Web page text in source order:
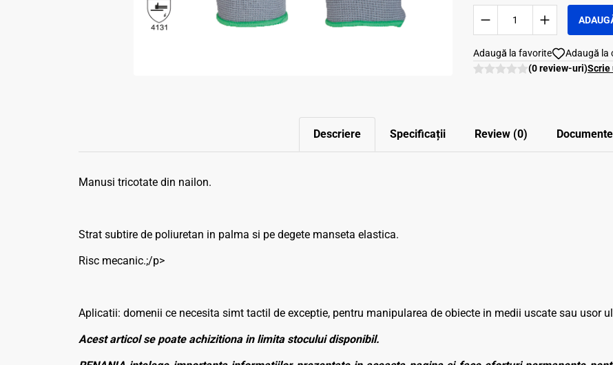
Adaugă la favorite
Adaugă la
(0 review-uri)Scrie
Descriere Specificații Review (0) Documente
Manusi tricotate din nailon.
Strat subtire de poliuretan in palma si pe degete manseta elastica.
Risc mecanic.;/p>
Aplicatii: domenii ce necesita simt tactil de exceptie, pentru manipularea de obiecte in medii uscate sau usor
Acest articol se poate achizitiona in limita stocului disponibil.